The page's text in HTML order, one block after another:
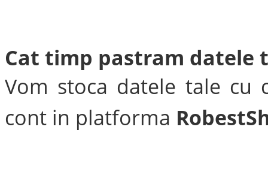
Cat timp pastram datele
Vom stoca datele tale cu
cont in platforma